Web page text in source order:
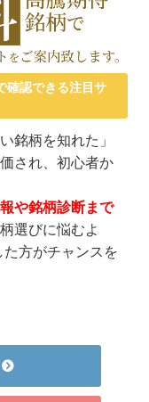
確認できる注目サ
銘柄を知れた」
され、初心者か
や銘柄診断まで
選びに悩むよ
方がチャンスを